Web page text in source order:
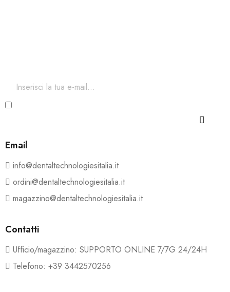
Email
info@dentaltechnologiesitalia.it
ordini@dentaltechnologiesitalia.it
magazzino@dentaltechnologiesitalia.it
Contatti
Ufficio/magazzino: SUPPORTO ONLINE 7/7G 24/24H
Telefono: +39 3442570256